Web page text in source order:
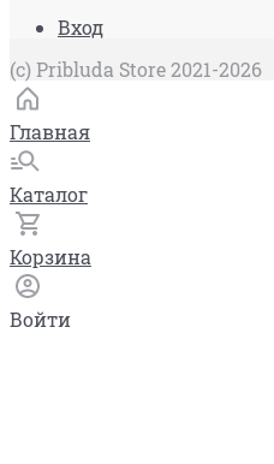
Вход
(c) Pribluda Store 2021-2026
Главная
Каталог
Корзина
Войти